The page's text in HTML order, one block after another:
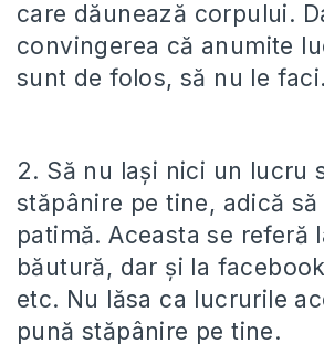
care dăunează corpului.
convingerea că anumite
sunt de folos, să nu le faci.
2. Să nu lași nici un lucru
stăpânire pe tine, adică
patimă. Aceasta se referă
băutură, dar și la
etc. Nu lăsa ca lucrurile
pună stăpânire pe tine.